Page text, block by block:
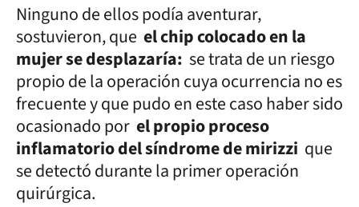
Ninguno de ellos podía aventurar,
sostuvieron, que el chip colocado en la
mujer se desplazaría: se trata de un riesgo
propio de la operación cuya ocurrencia no es
frecuente y que pudo en este caso haber sido
ocasionado por el propio proceso
inflamatorio del síndrome de mirizzi que
se detectó durante la primer operación
quirúrgica.